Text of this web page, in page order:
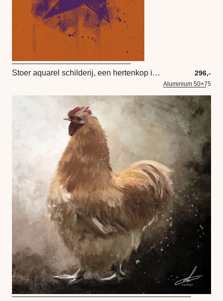
Stoer aquarel schilderij, een hertenkop in paars oranje 296,-
Aluminium 50×75